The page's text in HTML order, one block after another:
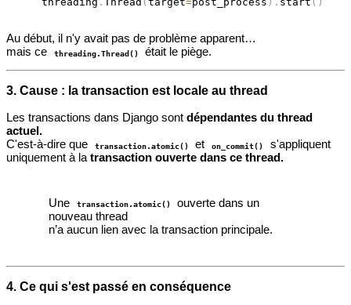
Au début, il n'y avait pas de problème apparent…
mais ce
threading.Thread() était le piège.
3. Cause : la transaction est locale au thread
Les transactions dans Django sont dépendantes du thread
actuel.
C'est-à-dire que
transaction.atomic() et on_commit()
s'appliquent
uniquement à la transaction ouverte dans ce thread.
Une transaction.atomic()
ouverte dans un
nouveau thread
n’a aucun lien avec la transaction principale.
4. Ce qui s'est passé en conséquence